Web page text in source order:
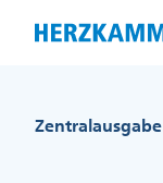
Zentralausgabe